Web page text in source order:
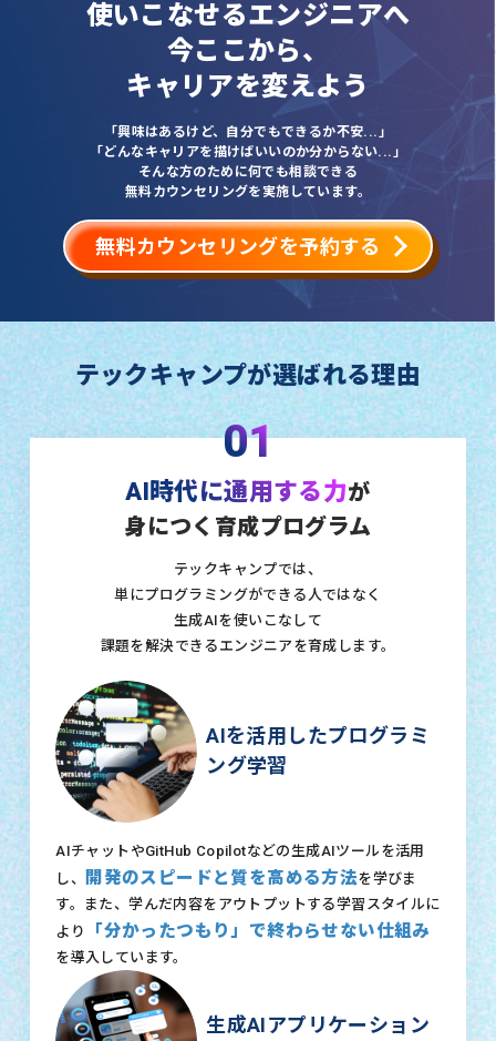
使いこなせるエンジニアへ
今ここから、
キャリアを変えよう
「興味はあるけど、自分でもできるか不安...」
「どんなキャリアを描けばいいのか分からない...」
そんな方のために何でも相談できる
無料カウンセリングを実施しています。
無料カウンセリングを予約する
テックキャンプが選ばれる理由
01
AI時代に通用する力が
身につく育成プログラム
テックキャンプでは、
単にプログラミングができる人ではなく
生成AIを使いこなして
課題を解決できるエンジニアを育成します。
AIを活用したプログラミ
ング学習
AIチャットやGitHub Copilotなどの生成AIツールを活用
し、
開発のスピードと質を高める方法を学びま
す。また、学んだ内容をアウトプットする学習スタイルに
より
「分かったつもり」で終わらせない仕組み
を導入しています。
生成AIアプリケーション